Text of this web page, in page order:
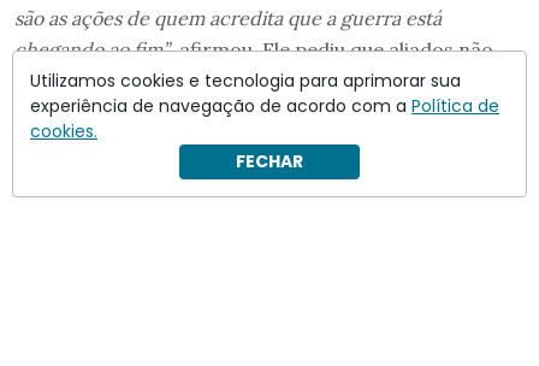
são as ações de quem acredita que a guerra está
chegando ao fim”, afirmou. Ele pediu que aliados não
guardem silêncio diante do ocorrido e redobrem o
apoio à defesa aérea ucraniana.
Utilizamos cookies e tecnologia para aprimorar sua
experiência de navegação de acordo com a Política de
cookies.
FECHAR